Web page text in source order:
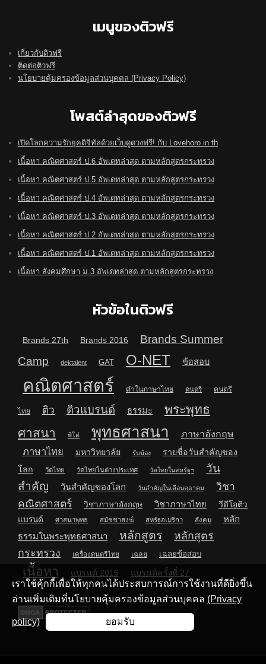
เมนูของติวฟรี
เกี่ยวกับติวฟรี
ติดต่อติวฟรี
นโยบายคุ้มครองข้อมูลส่วนบุคคล (Privacy Policy)
โพสต์ล่าสุดของติวฟรี
เปิดโลกความรักยุคดิจิทัลด้วยเว็บดูดวงฟรี! กับ Lovehoro.in.th
เนื้อหา คณิตศาสตร์ ป.6 อัพเดทล่าสุด ตามหลักสูตรกระทรวง
เนื้อหา คณิตศาสตร์ ป.5 อัพเดทล่าสุด ตามหลักสูตรกระทรวง
เนื้อหา คณิตศาสตร์ ป.4 อัพเดทล่าสุด ตามหลักสูตรกระทรวง
เนื้อหา คณิตศาสตร์ ป.3 อัพเดทล่าสุด ตามหลักสูตรกระทรวง
เนื้อหา คณิตศาสตร์ ป.2 อัพเดทล่าสุด ตามหลักสูตรกระทรวง
เนื้อหา คณิตศาสตร์ ป.1 อัพเดทล่าสุด ตามหลักสูตรกระทรวง
เนื้อหา สังคมศึกษา ม.3 อัพเดทล่าสุด ตามหลักสูตรกระทรวง
หัวข้อในติวฟรี
Brands 27th Brands 2016
Brands Summer
Camp
dektalent GAT O-NET ข้อสอบ
คณิตศาสตร์ คำในภาษาไทย ดนตรี ดนตรี
ไทย ติว ติวแบรนด์ ธรรมะ
พระพุทธ
ศาสนา
พี่โต๋ พุทธศาสนา ภาษาอังกฤษ
ภาษาไทย มหาวิทยาลัย รับน้อง
รายชื่อวันสำคัญของ
โลก
วัดไทย วัดไทยในต่างประเทศ วัดไทยในสหรัฐฯ
วัน
สำคัญ
วันสำคัญของโลก วันสำคัญในเดือนตุลาคม
วิชา
คณิตศาสตร์
วิชาภาษาอังกฤษ วิชาภาษาไทย
วีดีโอติว
แบรนด์
ศาสนาพุทธ สมัชชาสงฆ์ สหรัฐอเมริกา สังคม
หลัก
ธรรมในพระพุทธศาสนา
หลักสูตร
หลักสูตร
กระทรวง
เครื่องดนตรีไทย เฉลย เฉลยข้อสอบ
เนื้อหา แบรนด์ 2016 แบรนด์ครั้งที่ 27
เราใช้คุ้กกี้เพื่อให้ทุกคนได้ประสบการณ์การใช้งานที่ดียิ่งขึ้น
อ่านเพิ่มเติมที่นโยบายคุ้มครองข้อมูลส่วนบุคคล (Privacy
policy) ยอมรับ